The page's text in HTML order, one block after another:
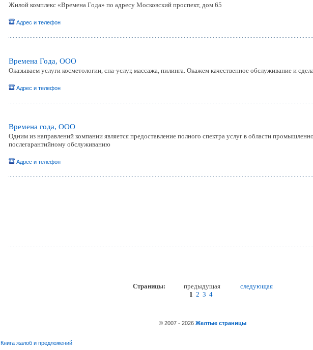
Жилой комплекс «Времена Года» по адресу Московский проспект, дом 65
Адрес и телефон
Времена Года, ООО
Оказываем услуги косметологии, спа-услуг, массажа, пилинга. Окажем качественное обслуживание и
Адрес и телефон
Времена года, ООО
Одним из направлений компании является предоставление полного спектра услуг в области
послегарантийному обслуживанию
Адрес и телефон
Страницы: предыдущая следующая
1 2 3 4
© 2007 - 2026 Желтые страницы
Книга жалоб и предложений